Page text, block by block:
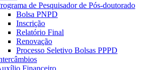
de Pesquisador de Pós-doutorado
Bolsa PNPD
Inscrição
Relatório Final
Renovação
Processo Seletivo Bolsas PPPD
Financeiro